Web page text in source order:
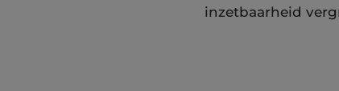
inzetbaarheid